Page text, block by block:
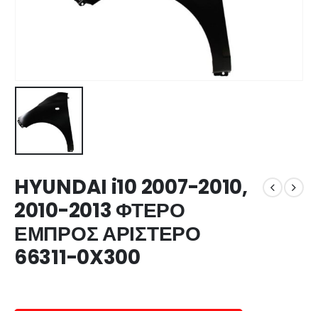
HYUNDAI i10 2007-2010,
2010-2013 ΦΤΕΡΟ
ΕΜΠΡΟΣ ΑΡΙΣΤΕΡΟ
66311-0X300